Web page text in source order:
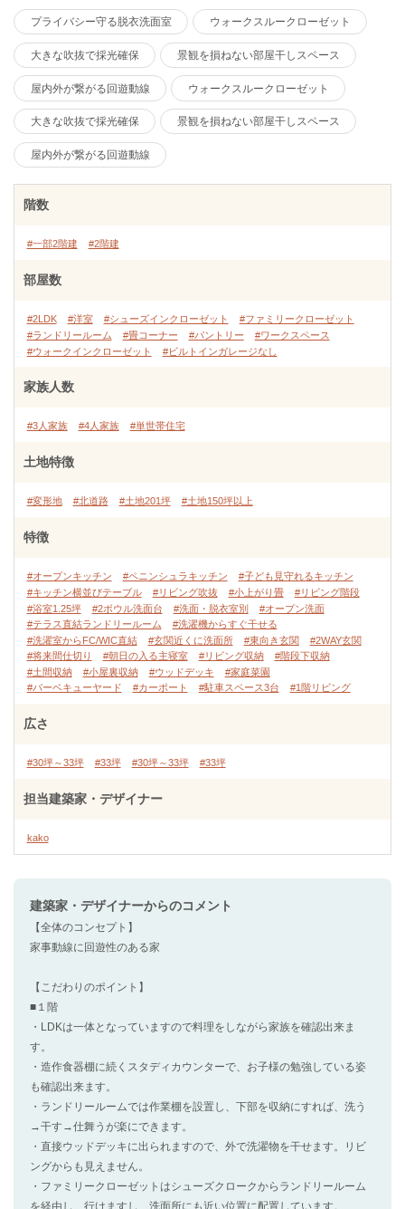
プライバシー守る脱衣洗面室 ウォークスルークローゼット
大きな吹抜で採光確保 景観を損ねない部屋干しスペース
屋内外が繋がる回遊動線 ウォークスルークローゼット
大きな吹抜で採光確保 景観を損ねない部屋干しスペース
屋内外が繋がる回遊動線
階数
#一部2階建 #2階建
部屋数
#2LDK #洋室 #シューズインクローゼット
#ファミリークローゼット
#ランドリールーム
#畳コーナー #パントリー
#ワークスペース
#ウォークインクローゼット
#ビルトインガレージなし
家族人数
#3人家族 #4人家族 #単世帯住宅
土地特徴
#変形地 #北道路 #土地201坪 #土地150坪以上
特徴
#オープンキッチン #ペニンシュラキッチン
#子ども見守れるキッチン
#キッチン横並びテーブル
#リビング吹抜 #小上がり畳
#リビング階段
#浴室1.25坪
#2ボウル洗面台 #洗面・脱衣室別
#オープン洗面
#テラス直結ランドリールーム
#洗濯機からすぐ干せる
#洗濯室からFC/WIC直結
#玄関近くに洗面所 #東向き玄関
#2WAY玄関
#将来間仕切り
#朝日の入る主寝室 #リビング収納
#階段下収納
#土間収納
#小屋裏収納 #ウッドデッキ
#家庭菜園
#バーベキューヤード
#カーポート #駐車スペース3台 #1階リビング
広さ
#30坪～33坪 #33坪 #30坪～33坪 #33坪
担当建築家・デザイナー
kako
建築家・デザイナーからのコメント
【全体のコンセプト】
家事動線に回遊性のある家
【こだわりのポイント】
■１階
・LDKは一体となっていますので料理をしながら家族を確認出来ま
す。
・造作食器棚に続くスタディカウンターで、お子様の勉強している姿
も確認出来ます。
・ランドリールームでは作業棚を設置し、下部を収納にすれば、洗う
→干す→仕舞うが楽にできます。
・直接ウッドデッキに出られますので、外で洗濯物を干せます。リビ
ングからも見えません。
・ファミリークローゼットはシューズクロークからランドリールーム
を経由し、行けますし、洗面所にも近い位置に配置しています。